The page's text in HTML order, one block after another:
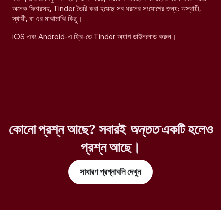
অনেক ফিচারসহ, Tinder তৈরি করা হয়েছে সব ধরনের সংযোগের জন্য: অস্থায়ী,
স্থায়ী, বা এর মাঝামাঝি কিছু।
iOS এবং Android-এ ফ্রি-তে Tinder অ্যাপ ডাউনলোড করুন।
কোনো প্রশ্ন আছে? সবারইঅন্ততএকটি হলেও
প্রশ্ন আছে।
সাধারণ প্রশ্নাবলি দেখুন